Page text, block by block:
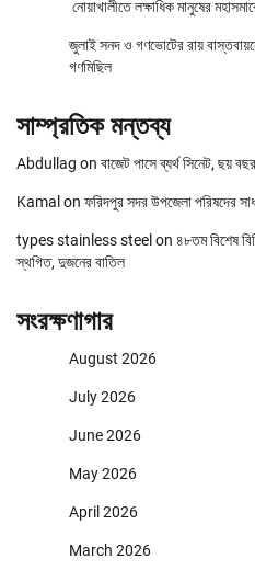
নোয়াখালীতে লক্ষাধিক মানুষের
জুলাই সনদ ও গণভোটের রায়
গণমিছিল
সাম্প্রতিক মন্তব্য
Abdullag on বাজেট পাসে ব্যর্থ সিনেট, ছয়
Kamal on ফরিদপুর সদর উপজেলা পরিষদের
types stainless steel on ৪৮তম বিশেষ
স্থগিত, দুজনের বাতিল
সংরক্ষণাগার
August 2026
July 2026
June 2026
May 2026
April 2026
March 2026